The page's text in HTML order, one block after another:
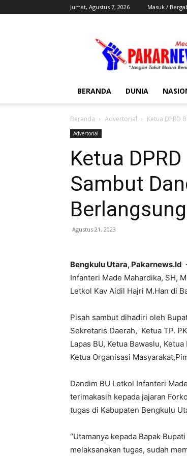
Jumat, Agustus 7, 2026 Masuk /
BERANDA DUNIA
Beranda Advertorial Ketua DPRD
Advertorial
Ketua
Sambut
Agustus 21, 2023
Bengkulu Utara, Pakarnews.Id
Infanteri Made Mahardika, SH,
Letkol Kav Aidil Hajri M.Han di
Pisah sambut dihadiri oleh
Sekretaris Daerah, Ketua TP.
Lapas BU, Ketua Bawaslu,
Ketua Organisasi
Dandim BU Letkol Infanteri
terimakasih kepada jajaran
tugas di Kabupaten Bengkulu
“Utamanya kepada Bapak
melaksanakan tugas, sudah